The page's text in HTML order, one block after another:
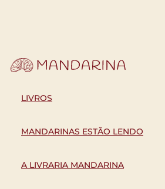
LIVROS
MANDARINAS ESTÃO LENDO
A LIVRARIA MANDARINA